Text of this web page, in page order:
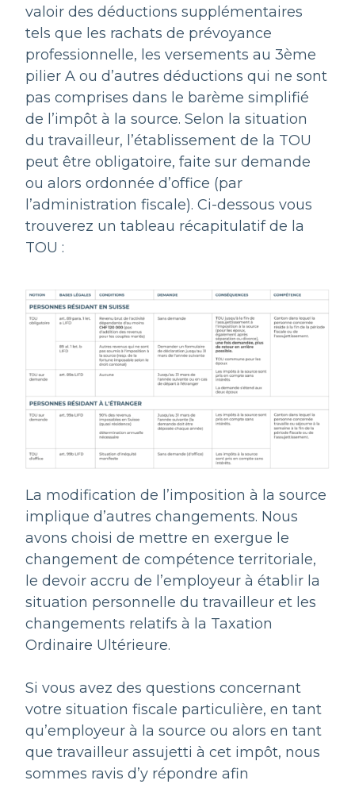
valoir des déductions supplémentaires
tels que les rachats de prévoyance
professionnelle, les versements au 3ème
pilier A ou d’autres déductions qui ne sont
pas comprises dans le barème simplifié
de l’impôt à la source. Selon la situation
du travailleur, l’établissement de la TOU
peut être obligatoire, faite sur demande
ou alors ordonnée d’office (par
l’administration fiscale). Ci-dessous vous
trouverez un tableau récapitulatif de la
TOU :
La modification de l’imposition à la source
implique d’autres changements. Nous
avons choisi de mettre en exergue le
changement de compétence territoriale,
le devoir accru de l’employeur à établir la
situation personnelle du travailleur et les
changements relatifs à la Taxation
Ordinaire Ultérieure.
Si vous avez des questions concernant
votre situation fiscale particulière, en tant
qu’employeur à la source ou alors en tant
que travailleur assujetti à cet impôt, nous
sommes ravis d’y répondre afin